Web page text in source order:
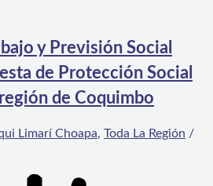
y Previsión Social
de Protección Social
de Coquimbo
Limarí Choapa, Toda La Región /